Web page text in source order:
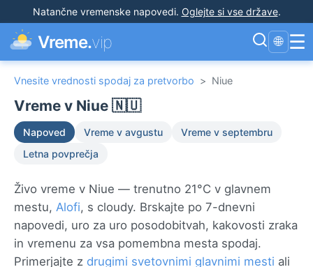
Natančne vremenske napovedi. Oglejte si vse države.
Vreme.vip 🌐 ☰
Vnesite vrednosti spodaj za pretvorbo > Niue
Vreme v Niue 🇳🇺
Napoved Vreme v avgustu
Vreme v septembru
Letna povprečja
Živo vreme v Niue — trenutno 21°C v glavnem
mestu, Alofi, s cloudy. Brskajte po 7-dnevni
napovedi, uro za uro posodobitvah, kakovosti zraka
in vremenu za vsa pomembna mesta spodaj.
Primerjajte z drugimi svetovnimi glavnimi mesti ali